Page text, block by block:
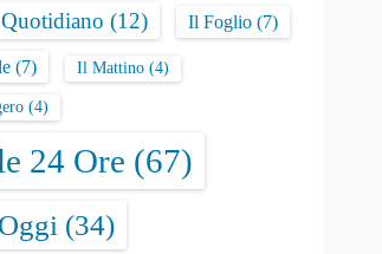
(12) Il Foglio (7)
(7) Il Mattino (4)
(4)
24 Ore (67)
(34)